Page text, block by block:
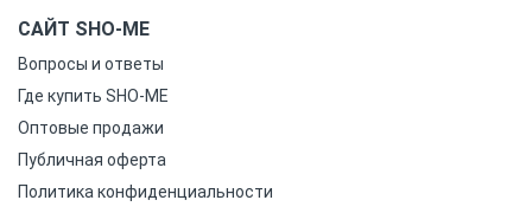
САЙТ SHO-ME
Вопросы и ответы
Где купить SHO-ME
Оптовые продажи
Публичная оферта
Политика конфиденциальности